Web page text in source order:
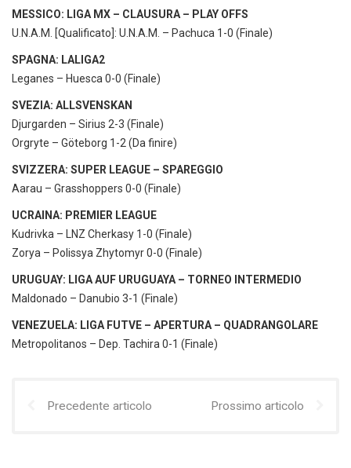
MESSICO: LIGA MX – CLAUSURA – PLAY OFFS
U.N.A.M. [Qualificato]: U.N.A.M. – Pachuca 1-0 (Finale)
SPAGNA: LALIGA2
Leganes – Huesca 0-0 (Finale)
SVEZIA: ALLSVENSKAN
Djurgarden – Sirius 2-3 (Finale)
Orgryte – Göteborg 1-2 (Da finire)
SVIZZERA: SUPER LEAGUE – SPAREGGIO
Aarau – Grasshoppers 0-0 (Finale)
UCRAINA: PREMIER LEAGUE
Kudrivka – LNZ Cherkasy 1-0 (Finale)
Zorya – Polissya Zhytomyr 0-0 (Finale)
URUGUAY: LIGA AUF URUGUAYA – TORNEO INTERMEDIO
Maldonado – Danubio 3-1 (Finale)
VENEZUELA: LIGA FUTVE – APERTURA – QUADRANGOLARE
Metropolitanos – Dep. Tachira 0-1 (Finale)
Precedente articolo Prossimo articolo